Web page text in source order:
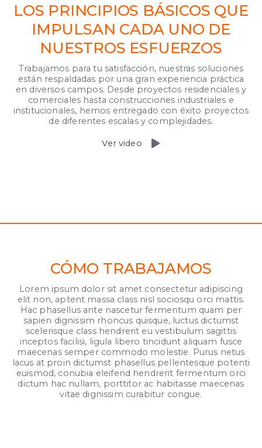
LOS PRINCIPIOS BÁSICOS QUE
IMPULSAN CADA UNO DE
NUESTROS ESFUERZOS
Trabajamos para tu satisfacción, nuestras soluciones
están respaldadas por una gran experiencia práctica
en diversos campos. Desde proyectos residenciales y
comerciales hasta construcciones industriales e
institucionales, hemos entregado con éxito proyectos
de diferentes escalas y complejidades.
Ver video
CÓMO TRABAJAMOS
Lorem ipsum dolor sit amet consectetur adipiscing
elit non, aptent massa class nisl sociosqu orci mattis.
Hac phasellus ante nascetur fermentum quam per
sapien dignissim rhoncus quisque, luctus dictumst
scelerisque class hendrerit eu vestibulum sagittis
inceptos facilisi, ligula libero tincidunt aliquam fusce
maecenas semper commodo molestie. Purus netus
lacus at proin dictumst phasellus pellentesque potenti
euismod, conubia eleifend hendrerit fermentum orci
dictum hac nullam, porttitor ac habitasse maecenas
vitae dignissim curabitur congue.